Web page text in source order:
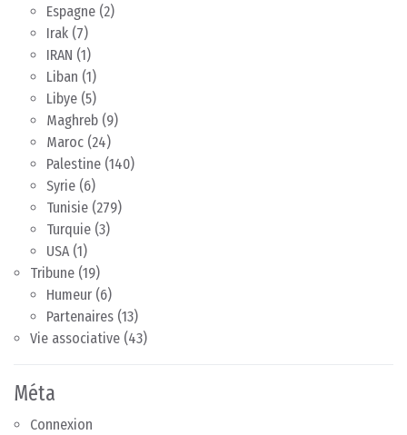
Espagne (2)
Irak (7)
IRAN (1)
Liban (1)
Libye (5)
Maghreb (9)
Maroc (24)
Palestine (140)
Syrie (6)
Tunisie (279)
Turquie (3)
USA(1)
Tribune (19)
Humeur (6)
Partenaires (13)
Vie associative (43)
Méta
Connexion